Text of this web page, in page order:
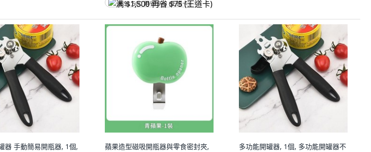
满 $1,500 再省 $75 (王道卡)
器 手動簡易開瓶器, 1個,
蘋果造型磁吸開瓶器與零食密封夾,
多功能開罐器, 1個, 多功能開罐器不